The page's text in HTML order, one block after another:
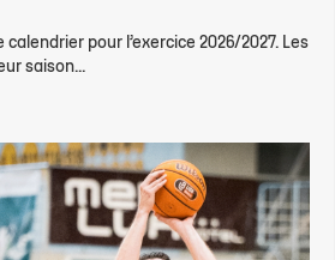
pour l’exercice 2026/2027. Les
saison...